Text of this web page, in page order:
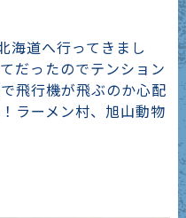
海道へ行ってきまし
だったのでテンション
飛行機が飛ぶのか心配
ラーメン村、旭山動物